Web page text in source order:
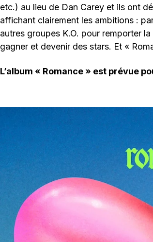
etc.) au lieu de Dan Carey et ils ont
affichant clairement les ambitions :
autres groupes K.O. pour remporter
gagner et devenir des stars. Et «
L’album « Romance » est prévue